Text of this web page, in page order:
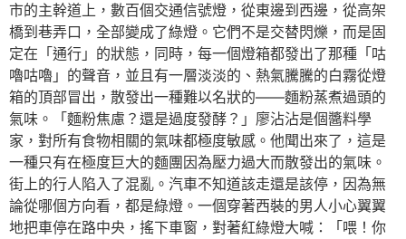
市的主幹道上，數百個交通信號燈，從東邊到西邊，從高架
橋到巷弄口，全部變成了綠燈。它們不是交替閃爍，而是固
定在「通行」的狀態，同時，每一個燈箱都發出了那種「咕
嚕咕嚕」的聲音，並且有一層淡淡的、熱氣騰騰的白霧從燈
箱的頂部冒出，散發出一種難以名狀的——麵粉蒸煮過頭的
氣味。「麵粉焦慮？還是過度發酵？」廖沾沾是個醬料學
家，對所有食物相關的氣味都極度敏感。他聞出來了，這是
一種只有在極度巨大的麵團因為壓力過大而散發出的氣味。
街上的行人陷入了混亂。汽車不知道該走還是該停，因為無
論從哪個方向看，都是綠燈。一個穿著西裝的男人小心翼翼
地把車停在路中央，搖下車窗，對著紅綠燈大喊：「喂！你